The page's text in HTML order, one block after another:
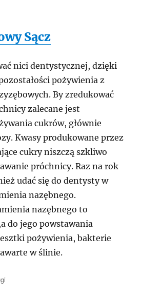
Sącz
nici dentystycznej, dzięki
pożywienia z
By zredukować
zalecane jest
cukrów, głównie
Kwasy produkowane przez
cukry niszczą szkliwo
próchnicy. Raz na rok
udać się do dentysty w
nazębnego.
nazębnego to
do jego powstawania
pożywienia, bakterie
w ślinie.